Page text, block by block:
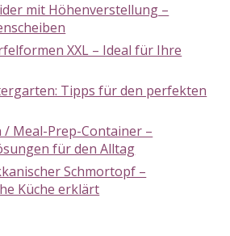
mit Höhenverstellung –
XXL – Ideal für Ihre
Tipps für den perfekten
/ Meal-Prep-Container –
für den Alltag
Schmortopf –
Küche erklärt